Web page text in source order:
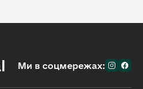
Ми в соцмережах: